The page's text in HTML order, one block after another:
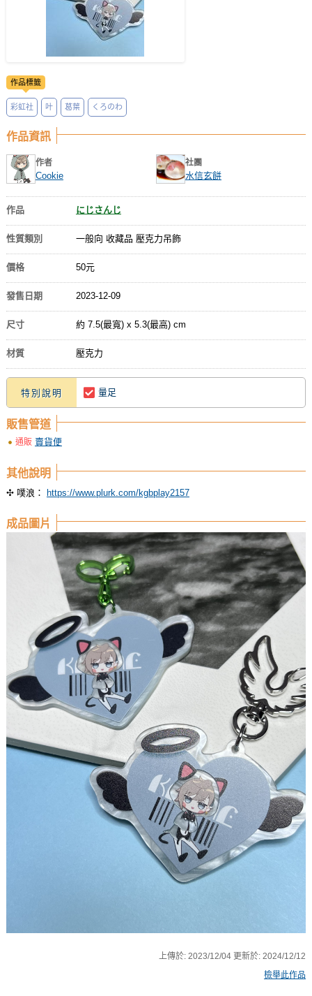
作品標籤
彩虹社 叶 葛葉 くろのわ
作品資訊
作者
Cookie
社團
水信玄餅
作品 にじさんじ
性質類別 一般向 收藏品 壓克力吊飾
價格 50元
發售日期 2023-12-09
尺寸 約 7.5(最寬) x 5.3(最高) cm
材質 壓克力
特別說明 量足
販售管道
通販 賣貨便
其他說明
✣ 噗浪： https://www.plurk.com/kgbplay2157
成品圖片
上傳於: 2023/12/04 更新於: 2024/12/12
檢舉此作品